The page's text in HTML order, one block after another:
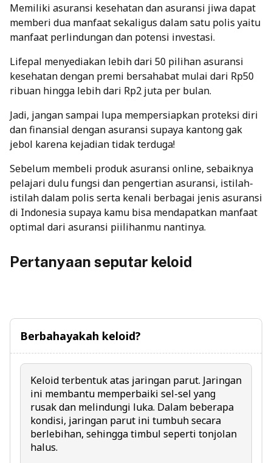
Memiliki asuransi kesehatan dan asuransi jiwa dapat
memberi dua manfaat sekaligus dalam satu polis yaitu
manfaat perlindungan dan potensi investasi.
Lifepal menyediakan lebih dari 50 pilihan asuransi
kesehatan dengan premi bersahabat mulai dari Rp50
ribuan hingga lebih dari Rp2 juta per bulan.
Jadi, jangan sampai lupa mempersiapkan proteksi diri
dan finansial denganasuransi supaya kantong gak
jebol karena kejadian tidak terduga!
Sebelum membeli produkasuransi online, sebaiknya
pelajari dulu fungsi dan pengertian asuransi, istilah-
istilah dalam polis serta kenali berbagai jenis asuransi
di Indonesiasupaya kamu bisa mendapatkan manfaat
optimal dari asuransi piilihanmu nantinya.
Pertanyaan seputar keloid
Berbahayakah keloid?
Keloid terbentuk atas jaringan parut. Jaringan
ini membantu memperbaiki sel-sel yang
rusak dan melindungi luka. Dalam beberapa
kondisi, jaringan parut ini tumbuh secara
berlebihan, sehingga timbul seperti tonjolan
halus.